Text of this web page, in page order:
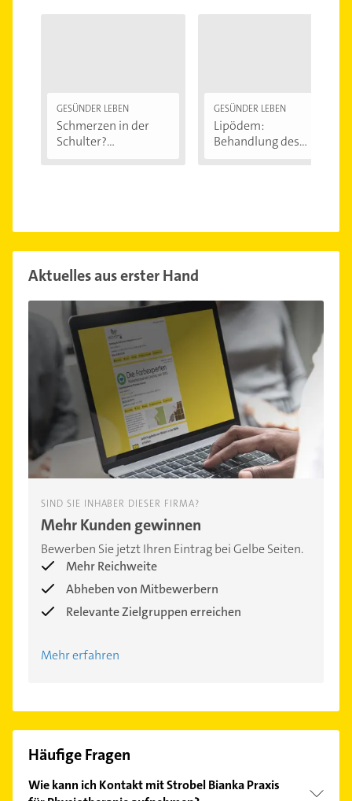
GESÜNDER LEBEN
Schmerzen in der
Schulter?
GESÜNDER LEBEN
Lipödem:
Behandlung des
Aktuelles aus erster Hand
SIND SIE INHABER DIESER FIRMA?
Mehr Kunden gewinnen
Bewerben Sie jetzt Ihren Eintrag bei Gelbe Seiten.
Mehr Reichweite
Abheben von Mitbewerbern
Relevante Zielgruppen erreichen
Mehr erfahren
Häufige Fragen
Wie kann ich Kontakt mit Strobel Bianka Praxis